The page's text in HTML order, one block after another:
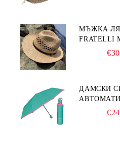
МЪЖКА
FRATELLI
ДАМСКИ
CLOSE |